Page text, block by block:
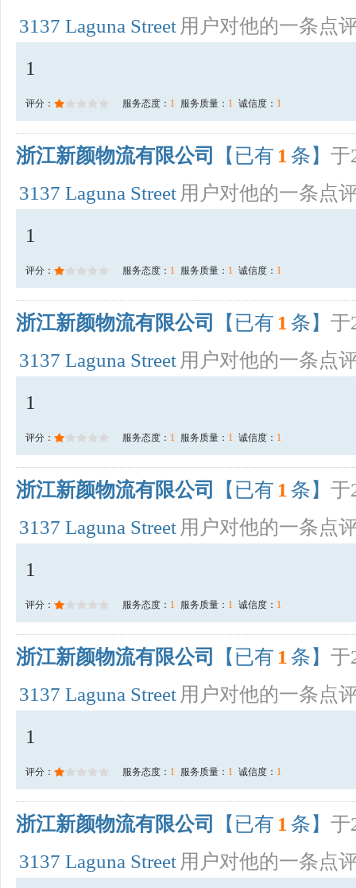
3137 Laguna Street 用户对他的一条点
1
评分： 服务态度： 1 服务质量： 1 诚信度： 1
浙江新颜物流有限公司 【已有 1 条】 于
3137 Laguna Street 用户对他的一条点
1
评分： 服务态度： 1 服务质量： 1 诚信度： 1
浙江新颜物流有限公司 【已有 1 条】 于
3137 Laguna Street 用户对他的一条点
1
评分： 服务态度： 1 服务质量： 1 诚信度： 1
浙江新颜物流有限公司 【已有 1 条】 于
3137 Laguna Street 用户对他的一条点
1
评分： 服务态度： 1 服务质量： 1 诚信度： 1
浙江新颜物流有限公司 【已有 1 条】 于
3137 Laguna Street 用户对他的一条点
1
评分： 服务态度： 1 服务质量： 1 诚信度： 1
浙江新颜物流有限公司 【已有 1 条】 于
3137 Laguna Street 用户对他的一条点